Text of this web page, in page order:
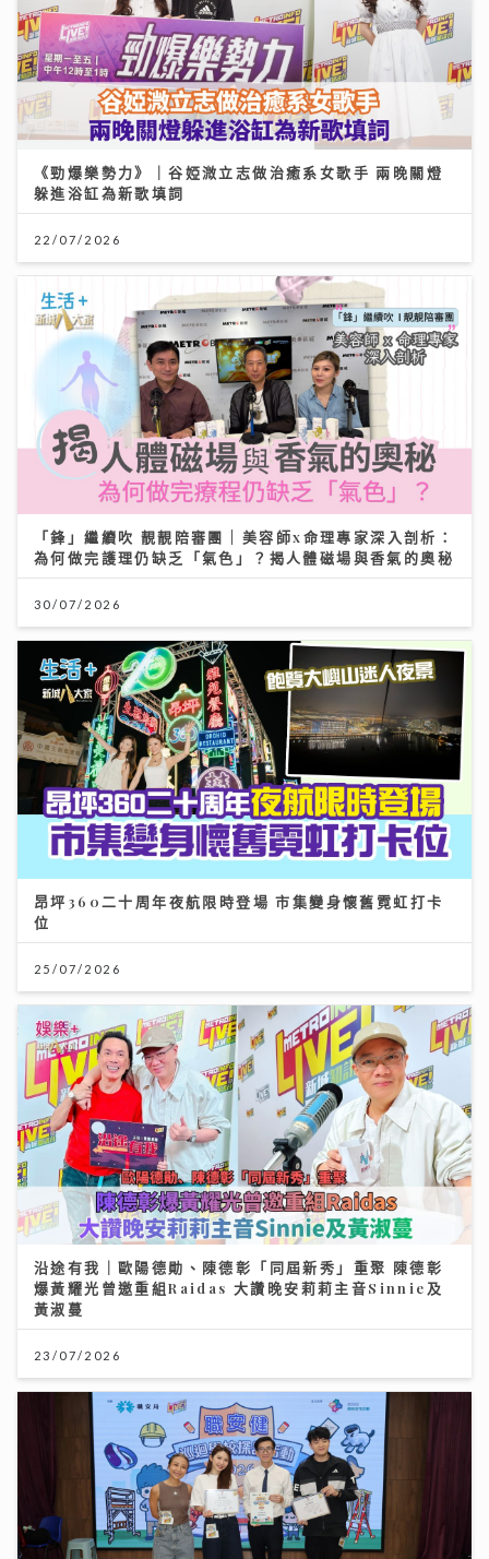
《勁爆樂勢力》｜谷婭溦立志做治癒系女歌手 兩晚關燈
躲進浴缸為新歌填詞
22/07/2026
「鋒」繼續吹 靚靚陪審團 | 美容師x命理專家深入剖析：
為何做完護理仍缺乏「氣色」？揭人體磁場與香氣的奧秘
30/07/2026
昂坪360二十周年夜航限時登場 市集變身懷舊霓虹打卡
位
25/07/2026
沿途有我｜歐陽德勛、陳德彰「同屆新秀」重聚 陳德彰
爆黃耀光曾邀重組Raidas 大讚晚安莉莉主音Sinnie及
黃淑蔓
23/07/2026